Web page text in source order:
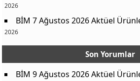
2026
BİM 7 Ağustos 2026 Aktüel
2026
Son Yorumlar
BİM 9 Ağustos 2026 Aktüel